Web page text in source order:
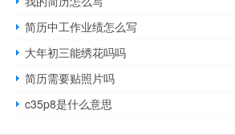
简历中工作业绩怎么写
大年初三能绣花吗吗
简历需要贴照片吗
c35p8是什么意思